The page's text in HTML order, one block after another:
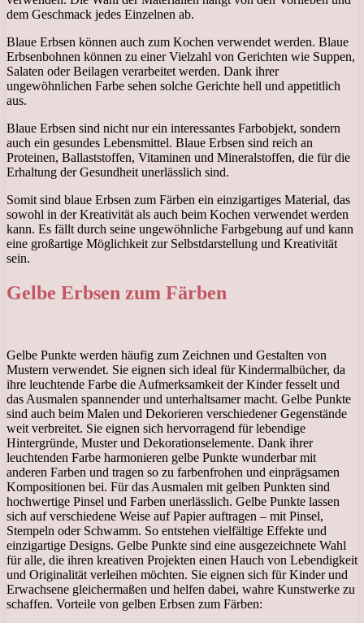
dem Geschmack jedes Einzelnen ab.
Blaue Erbsen können auch zum Kochen verwendet werden. Blaue
Erbsenbohnen können zu einer Vielzahl von Gerichten wie Suppen,
Salaten oder Beilagen verarbeitet werden. Dank ihrer
ungewöhnlichen Farbe sehen solche Gerichte hell und appetitlich
aus.
Blaue Erbsen sind nicht nur ein interessantes Farbobjekt, sondern
auch ein gesundes Lebensmittel. Blaue Erbsen sind reich an
Proteinen, Ballaststoffen, Vitaminen und Mineralstoffen, die für die
Erhaltung der Gesundheit unerlässlich sind.
Somit sind blaue Erbsen zum Färben ein einzigartiges Material, das
sowohl in der Kreativität als auch beim Kochen verwendet werden
kann. Es fällt durch seine ungewöhnliche Farbgebung auf und kann
eine großartige Möglichkeit zur Selbstdarstellung und Kreativität
sein.
Gelbe Erbsen zum Färben
Gelbe Punkte werden häufig zum Zeichnen und Gestalten von
Mustern verwendet. Sie eignen sich ideal für Kindermalbücher, da
ihre leuchtende Farbe die Aufmerksamkeit der Kinder fesselt und
das Ausmalen spannender und unterhaltsamer macht. Gelbe Punkte
sind auch beim Malen und Dekorieren verschiedener Gegenstände
weit verbreitet. Sie eignen sich hervorragend für lebendige
Hintergründe, Muster und Dekorationselemente. Dank ihrer
leuchtenden Farbe harmonieren gelbe Punkte wunderbar mit
anderen Farben und tragen so zu farbenfrohen und einprägsamen
Kompositionen bei. Für das Ausmalen mit gelben Punkten sind
hochwertige Pinsel und Farben unerlässlich. Gelbe Punkte lassen
sich auf verschiedene Weise auf Papier auftragen – mit Pinsel,
Stempeln oder Schwamm. So entstehen vielfältige Effekte und
einzigartige Designs. Gelbe Punkte sind eine ausgezeichnete Wahl
für alle, die ihren kreativen Projekten einen Hauch von Lebendigkeit
und Originalität verleihen möchten. Sie eignen sich für Kinder und
Erwachsene gleichermaßen und helfen dabei, wahre Kunstwerke zu
schaffen. Vorteile von gelben Erbsen zum Färben: